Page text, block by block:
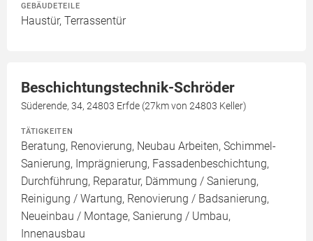
GEBÄUDETEILE
Haustür, Terrassentür
Beschichtungstechnik-Schröder
Süderende, 34, 24803 Erfde (27km von 24803 Keller)
TÄTIGKEITEN
Beratung, Renovierung, Neubau Arbeiten, Schimmel-
Sanierung, Imprägnierung, Fassadenbeschichtung,
Durchführung, Reparatur, Dämmung / Sanierung,
Reinigung / Wartung, Renovierung / Badsanierung,
Neueinbau / Montage, Sanierung / Umbau,
Innenausbau